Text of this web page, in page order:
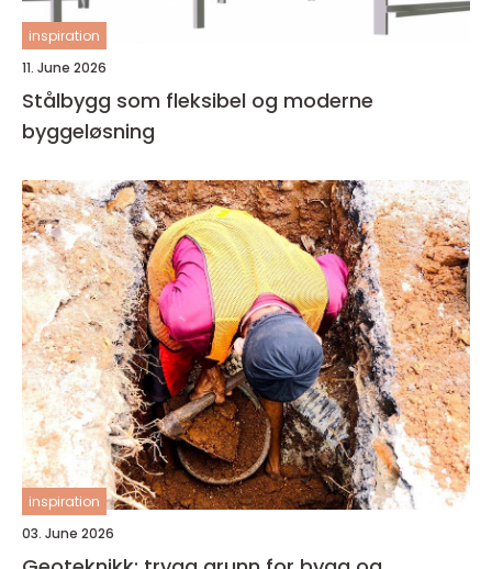
inspiration
11. June 2026
Stålbygg som fleksibel og moderne
byggeløsning
inspiration
03. June 2026